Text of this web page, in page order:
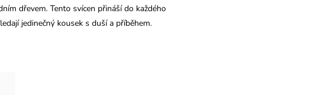
dřevem. Tento svícen přináší do každého
jedinečný kousek s duší a příběhem.